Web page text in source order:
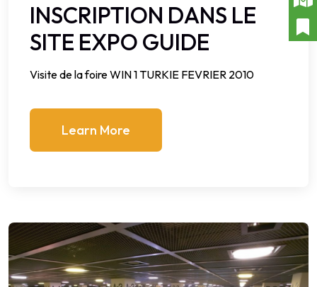
INSCRIPTION DANS LE
SITE EXPO GUIDE
Visite de la foire WIN 1 TURKIE FEVRIER 2010
Learn More